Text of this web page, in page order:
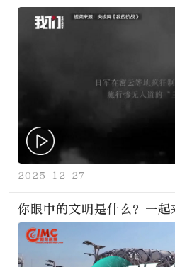
2025-12-27
你眼中的文明是什么？一起